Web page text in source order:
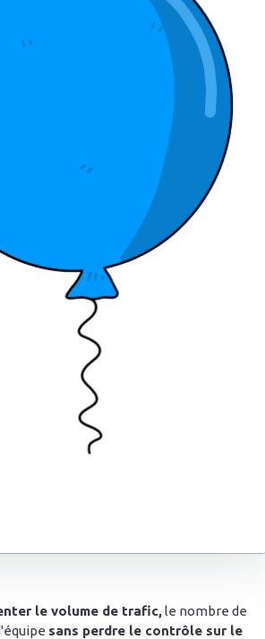
le volume de trafic,le nombre de
sans perdre le contrôle sur le